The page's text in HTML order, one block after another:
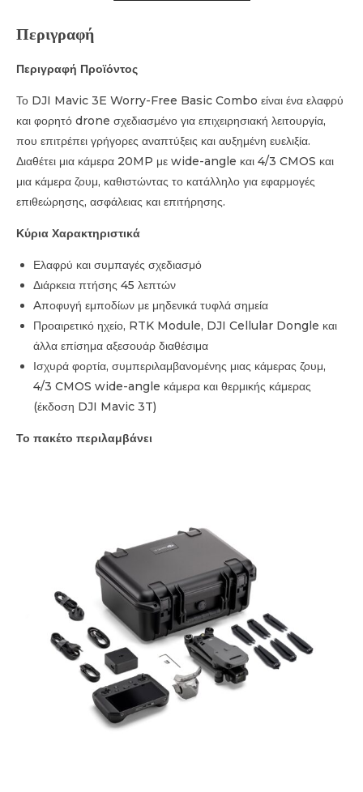
Περιγραφή
Περιγραφή Προϊόντος
Το DJI Mavic 3E Worry-Free Basic Combo είναι ένα ελαφρύ
και φορητό drone σχεδιασμένο για επιχειρησιακή λειτουργία,
που επιτρέπει γρήγορες αναπτύξεις και αυξημένη ευελιξία.
Διαθέτει μια κάμερα 20MP με wide-angle και 4/3 CMOS και
μια κάμερα ζουμ, καθιστώντας το κατάλληλο για εφαρμογές
επιθεώρησης, ασφάλειας και επιτήρησης.
Κύρια Χαρακτηριστικά
Ελαφρύ και συμπαγές σχεδιασμό
Διάρκεια πτήσης 45 λεπτών
Aποφυγή εμποδίων με μηδενικά τυφλά σημεία
Προαιρετικό ηχείο, RTK Module, DJI Cellular Dongle και
άλλα επίσημα αξεσουάρ διαθέσιμα
Ισχυρά φορτία, συμπεριλαμβανομένης μιας κάμερας ζουμ,
4/3 CMOS wide-angle κάμερα και θερμικής κάμερας
(έκδοση DJI Mavic 3T)
Το πακέτο περιλαμβάνει